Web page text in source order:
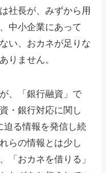
社長が、みずから用
中小企業にあって
い、おカネが足りな
りません。
、「銀行融資」で
・銀行対応に関し
迫る情報を発信し続
らの情報とは少し
「おカネを借りる」